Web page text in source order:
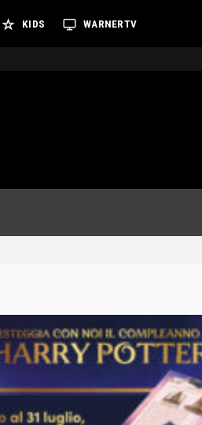
KIDS WARNERTV